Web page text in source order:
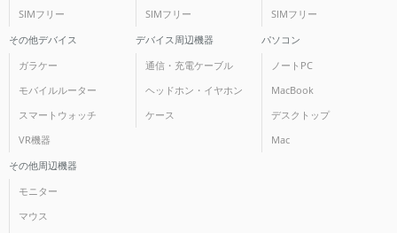
SIMフリー
SIMフリー
SIMフリー
その他デバイス
ガラケー
モバイルルーター
スマートウォッチ
VR機器
デバイス周辺機器
通信・充電ケーブル
ヘッドホン・イヤホン
ケース
パソコン
ノートPC
MacBook
デスクトップ
Mac
その他周辺機器
モニター
マウス